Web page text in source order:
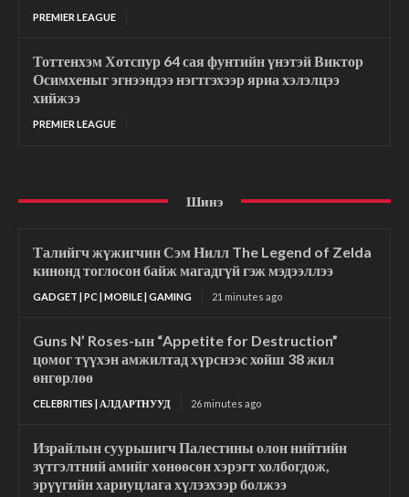
PREMIER LEAGUE
Тоттенхэм Хотспур 64 сая фунтийн үнэтэй Виктор
Осимхеныг эгнээндээ нэгтгэхээр яриа хэлэлцээ
хийжээ
PREMIER LEAGUE
Шинэ
Талийгч жүжигчин Сэм Нилл The Legend of Zelda
кинонд тоглосон байж магадгүй гэж мэдээллээ
GADGET | PC | MOBILE | GAMING 21 minutes ago
Guns N’ Roses-ын “Appetite for Destruction”
цомог түүхэн амжилтад хүрснээс хойш 38 жил
өнгөрлөө
CELEBRITIES | АЛДАРТНУУД 26 minutes ago
Израйлын суурьшигч Палестины олон нийтийн
зүтгэлтний амийг хөнөөсөн хэрэгт холбогдож,
эрүүгийн хариуцлага хүлээхээр болжээ